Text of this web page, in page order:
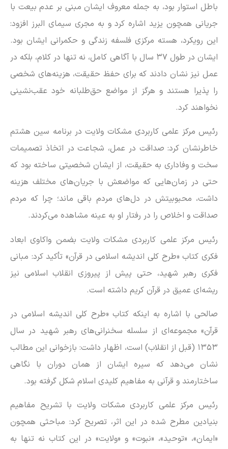
باطل استوار بود، به جمله معروف ایشان مبنی بر عدم بیعت با
جریانی همچون یزید اشاره کرد و به مجری سیمای البرز افزود:
این رویکرد، هسته مرکزی فلسفه زندگی و حکمرانی ایشان بود.
ایشان در طول ۳۷ سال با آگاهی کامل، نه تنها در کلام، بلکه در
عمل نیز نشان دادند که برای حفظ حقیقت، هزینه‌های شخصی
را پذیرا هستند و هرگز از مواضع حق‌طلبانه خود عقب‌نشینی
نخواهند کرد.
رئیس مرکز علمی کاربردی مشکات ولایت در برنامه سین هشتم
خاطرنشان کرد: صداقت در عمل، شجاعت در اتخاذ تصمیمات
سخت و وفاداری به حقیقت، از ایشان شخصیتی ساخته بود که
حتی در زمان‌هایی که مواضعش با جریان‌های مختلف هزینه
داشت، محبوبیتش در دل‌های مردم باقی ماند؛ چرا که مردم
صداقت و اخلاص را در رفتار او به عینه مشاهده می‌کردند.
رئیس مرکز علمی کاربردی مشکات ولایت بضمن واکاوی ابعاد
فکری کتاب «طرح کلی اندیشه اسلامی در قرآن» تأکید کرد: مبانی
فکری رهبر شهید، حتی پیش از پیروزی انقلاب اسلامی نیز
ریشه‌ای عمیق در قرآن کریم داشته است.
صالحی با اشاره به اینکه کتاب «طرح کلی اندیشه اسلامی در
قرآن» مجموعه‌ای از سلسله سخنرانی‌های رهبر شهید در سال
۱۳۵۳ (قبل از انقلاب) است، اظهار داشت: بازخوانی این مطالب
نشان می‌دهد که سیره ایشان از همان دوران با نگاهی
ساختارمند و قرآنی به مفاهیم کلیدی اسلام شکل گرفته بود.
رئیس مرکز علمی کاربردی مشکات ولایت با تشریح مفاهیم
بنیادین مطرح شده در این اثر، تصریح کرد: مباحثی همچون
«ایمان»، «توحید»، «نبوت» و «ولایت» در این کتاب نه تنها به